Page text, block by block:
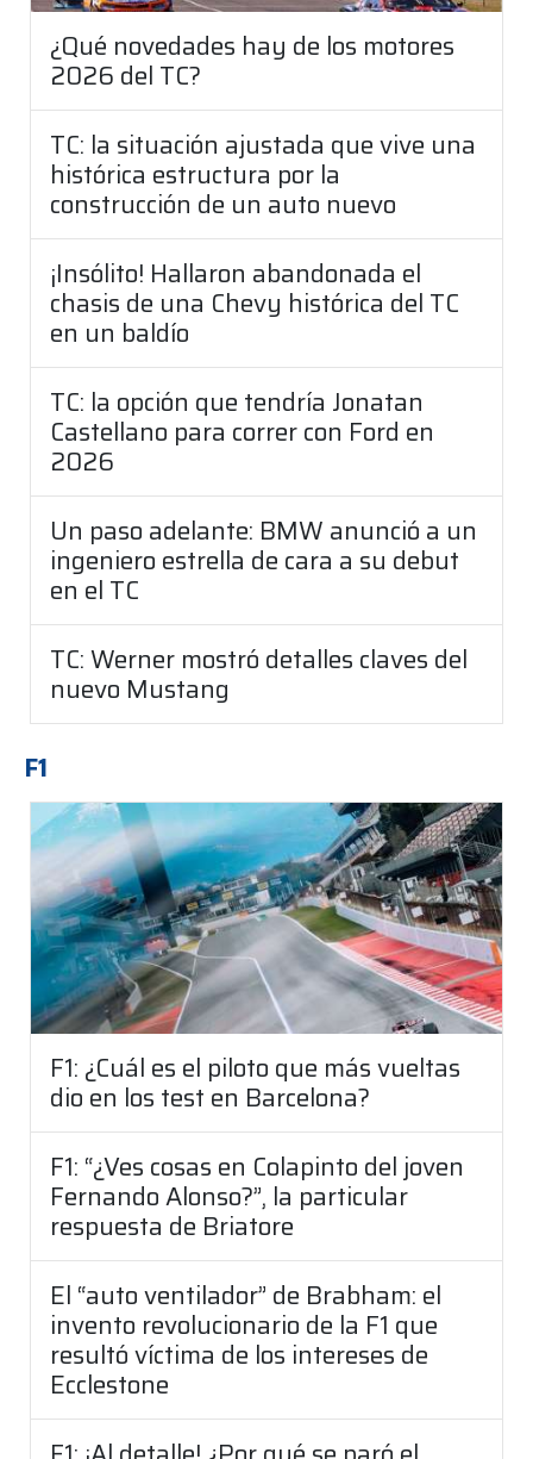
¿Qué novedades hay de los motores
2026 del TC?
TC: la situación ajustada que vive una
histórica estructura por la
construcción de un auto nuevo
¡Insólito! Hallaron abandonada el
chasis de una Chevy histórica del TC
en un baldío
TC: la opción que tendría Jonatan
Castellano para correr con Ford en
2026
Un paso adelante: BMW anunció a un
ingeniero estrella de cara a su debut
en el TC
TC: Werner mostró detalles claves del
nuevo Mustang
F1
F1: ¿Cuál es el piloto que más vueltas
dio en los test en Barcelona?
F1: “¿Ves cosas en Colapinto del joven
Fernando Alonso?”, la particular
respuesta de Briatore
El “auto ventilador” de Brabham: el
invento revolucionario de la F1 que
resultó víctima de los intereses de
Ecclestone